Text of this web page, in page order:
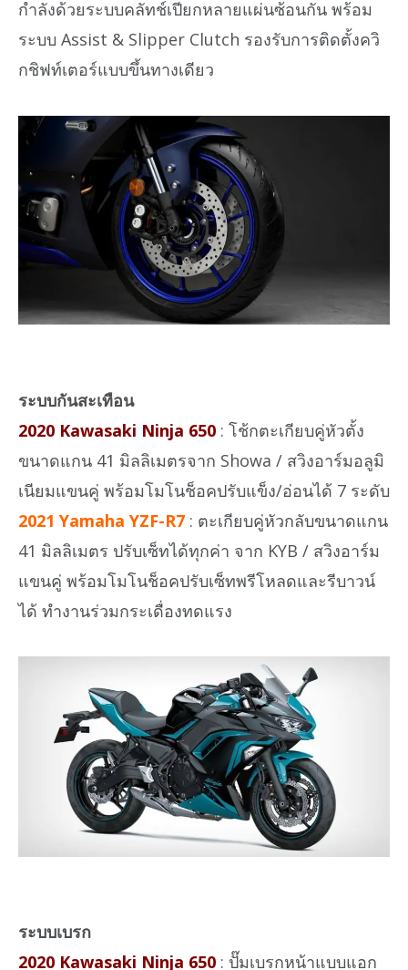
กำลังด้วยระบบคลัทช์เปียกหลายแผ่นซ้อนกัน พร้อม
ระบบ Assist & Slipper Clutch รองรับการติดตั้งควิ
กชิฟท์เตอร์แบบขึ้นทางเดียว
ระบบกันสะเทือน
2020 Kawasaki Ninja 650 : โช้กตะเกียบคู่หัวตั้ง
ขนาดแกน 41 มิลลิเมตรจาก Showa / สวิงอาร์มอลูมิ
เนียมแขนคู่ พร้อมโมโนช็อคปรับแข็ง/อ่อนได้ 7 ระดับ
2021 Yamaha YZF-R7 : ตะเกียบคู่หัวกลับขนาดแกน
41 มิลลิเมตร ปรับเซ็ทได้ทุกค่า จาก KYB / สวิงอาร์ม
แขนคู่ พร้อมโมโนช็อคปรับเซ็ทพรีโหลดและรีบาวน์
ได้ ทำงานร่วมกระเดื่องทดแรง
ระบบเบรก
2020 Kawasaki Ninja 650 : ปั๊มเบรกหน้าแบบแอก